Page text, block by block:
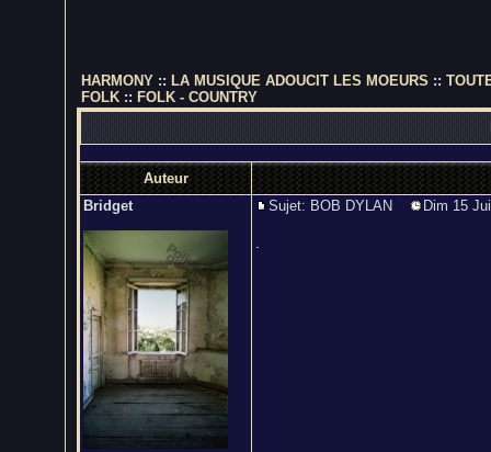
HARMONY :: LA MUSIQUE ADOUCIT LES MOEURS ::
FOLK :: FOLK - COUNTRY
Auteur
Bridget
Sujet: BOB DYLAN Dim 15